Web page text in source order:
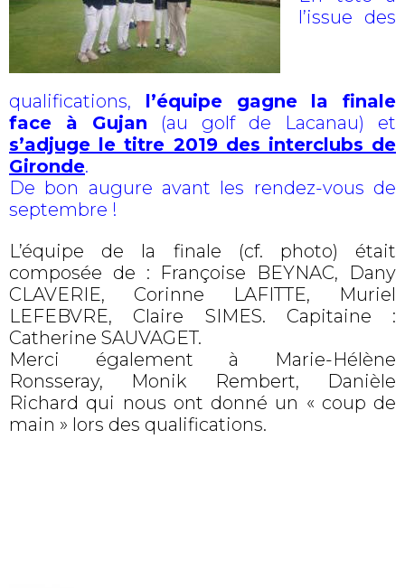
l’issue des
qualifications, l’équipe gagne la finale
face à Gujan (au golf de Lacanau) et
s’adjuge le titre 2019 des interclubs de
Gironde.
De bon augure avant les rendez-vous de
septembre !
L’équipe de la finale (cf. photo) était
composée de : Françoise BEYNAC, Dany
CLAVERIE, Corinne LAFITTE, Muriel
LEFEBVRE, Claire SIMES. Capitaine :
Catherine SAUVAGET.
Merci également à Marie-Hélène
Ronsseray, Monik Rembert, Danièle
Richard qui nous ont donné un « coup de
main » lors des qualifications.